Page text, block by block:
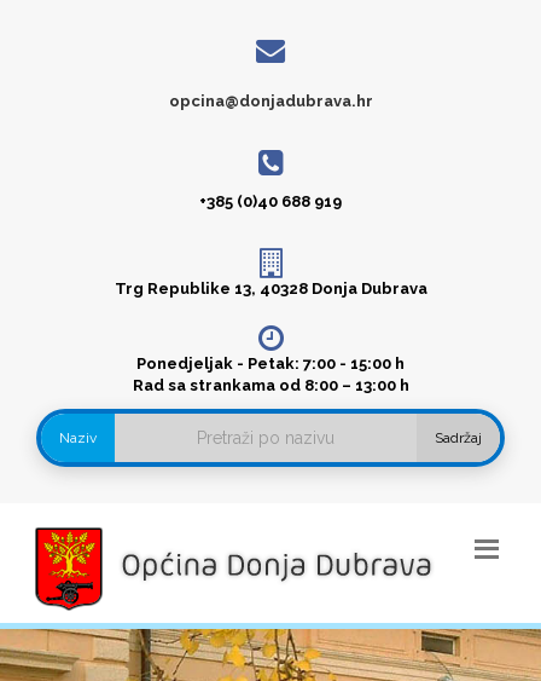
opcina@donjadubrava.hr
+385 (0)40 688 919
Trg Republike 13, 40328 Donja Dubrava
Ponedjeljak - Petak: 7:00 - 15:00 h
Rad sa strankama od 8:00 – 13:00 h
Naziv Sadržaj